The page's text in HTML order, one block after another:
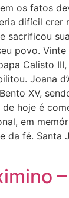
os fatos
difícil crer
sacrificou
povo.
Calisto
Joana
XV,
hoje é
em
da fé. Santa